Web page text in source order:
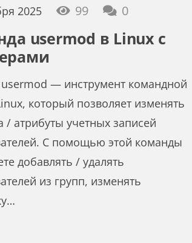
2025 99 0
usermod в Linux с
usermod — инструмент командной
который позволяет изменять
/ атрибуты учетных записей
С помощью этой команды
добавлять / удалять
из групп, изменять